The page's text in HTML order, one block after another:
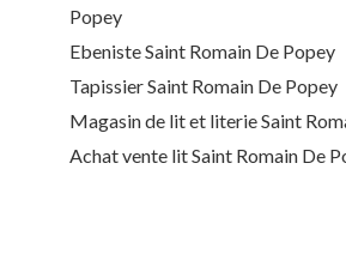
Popey
Ebeniste Saint Romain De Popey
Tapissier Saint Romain De Popey
Magasin de lit et literie Saint
Achat vente lit Saint Romain De